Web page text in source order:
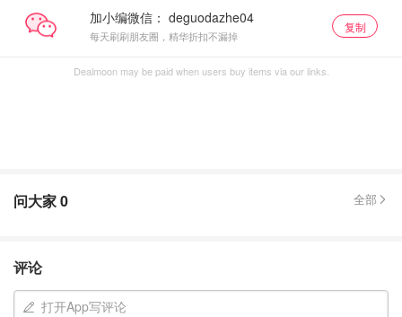
加小编微信：
每天刷刷朋友圈，精华折扣不漏掉
复制
Dealmoon may be paid when users buy items via our links.
问大家0 全部
评论
打开App写评论